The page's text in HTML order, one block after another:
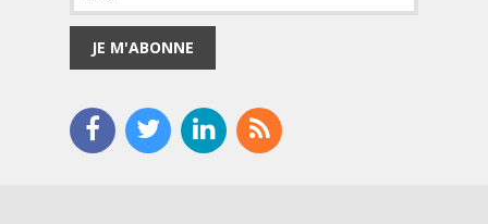
JE M'ABONNE